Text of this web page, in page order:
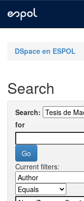
navigationDSpace en ESPOL
Search
Search:
for
Current filters: